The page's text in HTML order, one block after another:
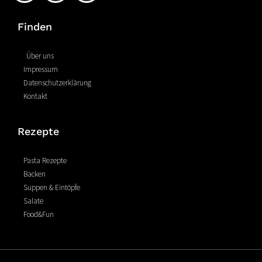
c
b
o
k
-
f
n
s
t
s
Finden
Über uns
Impressum
Datenschutzerklärung
Kontakt
Rezepte
Pasta Rezepte
Backen
Suppen & Eintöpfe
Salate
Food&Fun